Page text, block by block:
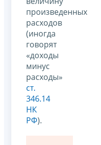
произведенных
расходов
(иногда
говорят
«доходы
минус
расходы»
ст.
346.14
НК
РФ).